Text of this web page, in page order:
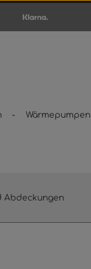
Wärmepumpen
Abdeckungen